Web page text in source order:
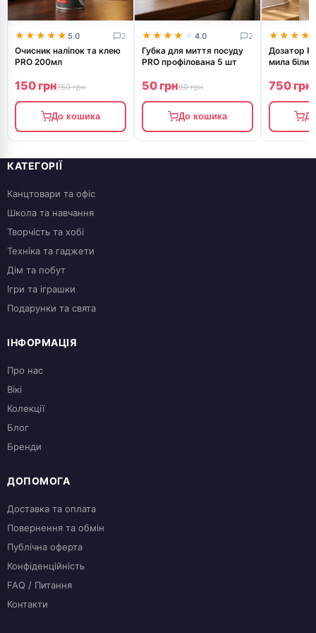
★★★★★
★★★★★ 5.0 2
Очисник наліпок та клею
PRO 200мл
150 грн150 грн
До кошика
★★★★★
★★★★★ 4.0 2
Губка для миття посуду
PRO профілована 5 шт
50 грн60 грн
До кошика
Дозатор
мила
750 грн
КАТЕГОРІЇ
Канцтовари та офіс
Школа та навчання
Творчість та хобі
Техніка та гаджети
Дім та побут
Ігри та іграшки
Подарунки та свята
ІНФОРМАЦІЯ
Про нас
Вікі
Колекції
Блог
Бренди
ДОПОМОГА
Доставка та оплата
Повернення та обмін
Публічна оферта
Конфіденційність
FAQ / Питання
Контакти